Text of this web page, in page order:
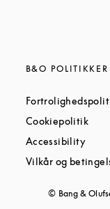
in New Tab
Tab
Tab
B&O POLITIKKER
CookiepolitikLink
AccessibilityLink
Vilkår og
© Bang &